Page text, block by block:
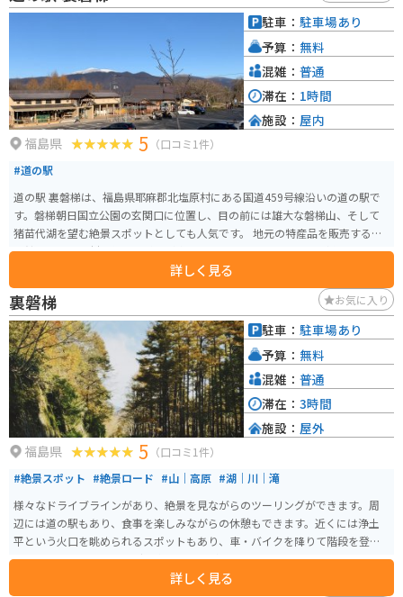
福島県 5 （口コミ1件）
#道の駅
道の駅 裏磐梯は、福島県耶麻郡北塩原村にある国道459号線沿いの道の駅で
す。磐梯朝日国立公園の玄関口に位置し、目の前には雄大な磐梯山、そして
猪苗代湖を望む絶景スポットとしても人気です。 地元の特産品を販売する物
産館や、地元食材を使った料理が楽しめるレストラン、そして磐梯山の噴火
の歴史や自然について学べる展示館などがあります。特に、裏磐梯ならでは
の新鮮な野菜や山菜、きのこなどは見逃せません。また、レストランでは、
裏磐梯産の蕎麦粉を使った蕎麦や、猪苗代湖で獲れたワカサギを使った料理
などが人気です。 バイクで訪れる場合は、磐梯吾妻スカイラインや磐梯ゴー
ルドラインなど、周辺には絶景のワインディングロードが数多くあります。ツ
ーリングの休憩場所としても最適です。道の駅から雄大な自然を眺めなが
ら、地元の美味しいものを堪能してみてください。
詳しく見る
駐車： 駐車場あり
予算： 無料
混雑： 普通
滞在： 1時間
施設： 屋内
裏磐梯 お気に入り
福島県 5 （口コミ1件）
#絶景スポット #絶景ロード #山｜高原 #湖｜川｜滝
様々なドライブラインがあり、絶景を見ながらのツーリングができます。周
辺には道の駅もあり、食事を楽しみながらの休憩もできます。近くには浄土
平という火口を眺められるスポットもあり、車・バイクを降りて階段を登る
ちょっとしたトレッキングも楽しむことができる。
詳しく見る
駐車： 駐車場あり
予算： 無料
混雑： 普通
滞在： 3時間
施設： 屋外